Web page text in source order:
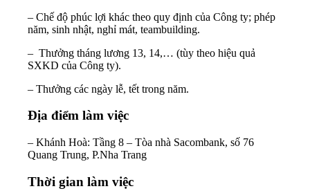
– Chế độ phúc lợi khác theo quy định của Công ty; phép
năm, sinh nhật, nghỉ mát, teambuilding.
– Thưởng tháng lương 13, 14,… (tùy theo hiệu quả
SXKD của Công ty).
– Thưởng các ngày lễ, tết trong năm.
Địa điểm làm việc
– Khánh Hoà: Tầng 8 – Tòa nhà Sacombank, số 76
Quang Trung, P.Nha Trang
Thời gian làm việc